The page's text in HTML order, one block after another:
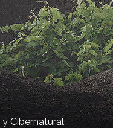
yCibernatural